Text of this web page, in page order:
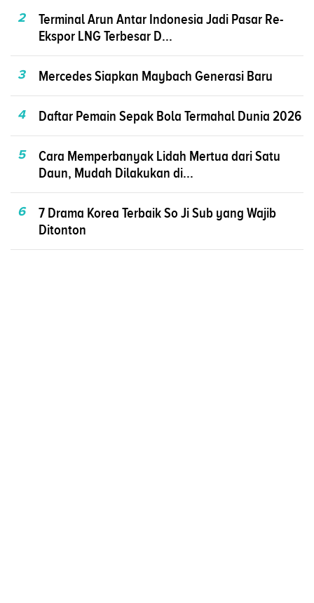
2
Terminal Arun Antar Indonesia Jadi Pasar Re-
Ekspor LNG Terbesar D...
3 Mercedes Siapkan Maybach Generasi Baru
4 Daftar Pemain Sepak Bola Termahal Dunia 2026
5
Cara Memperbanyak Lidah Mertua dari Satu
Daun, Mudah Dilakukan di...
6
7 Drama Korea Terbaik So Ji Sub yang Wajib
Ditonton